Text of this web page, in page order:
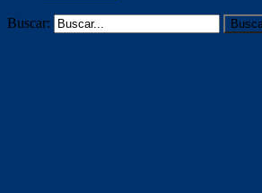
Buscar: